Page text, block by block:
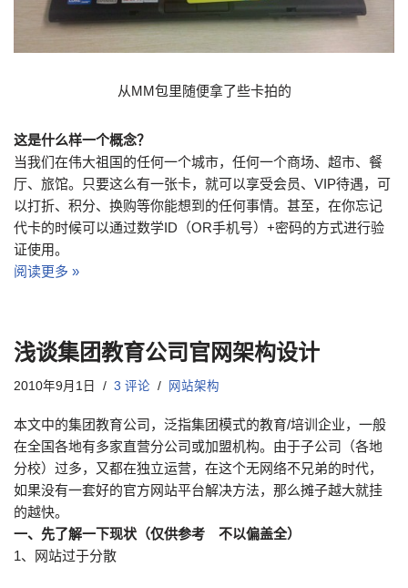
从MM包里随便拿了些卡拍的
这是什么样一个概念？
当我们在伟大祖国的任何一个城市，任何一个商场、超市、餐
厅、旅馆。只要这么有一张卡，就可以享受会员、VIP待遇，可
以打折、积分、换购等你能想到的任何事情。甚至，在你忘记
代卡的时候可以通过数学ID（OR手机号）+密码的方式进行验
证使用。
阅读更多 »
浅谈集团教育公司官网架构设计
2010年9月1日 3 评论 网站架构
本文中的集团教育公司，泛指集团模式的教育/培训企业，一般
在全国各地有多家直营分公司或加盟机构。由于子公司（各地
分校）过多，又都在独立运营，在这个无网络不兄弟的时代，
如果没有一套好的官方网站平台解决方法，那么摊子越大就挂
的越快。
一、先了解一下现状（仅供参考 不以偏盖全）
1、网站过于分散